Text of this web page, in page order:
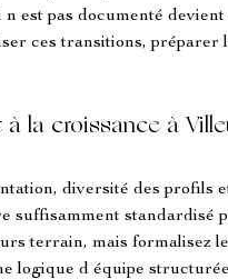
est pas documenté
ces transitions, préparer
la croissance à
diversité des profils
suffisamment standardisé
terrain, mais formalisez
logique d équipe